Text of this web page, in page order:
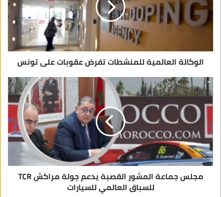
ر
ن
الوكالة العالمية للمنشطات تفرض عقوبات على تونس
مجلس جماعة المشور القصبة يدعم جولة مراكش TCR
للسباق العالمي للسيارات